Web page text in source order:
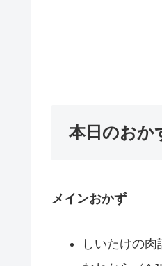
本日のおか
メインおかず
しいたけの肉